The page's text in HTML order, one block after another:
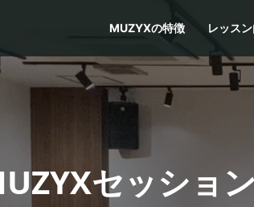
MUZYXの特徴 レッス
セッショ